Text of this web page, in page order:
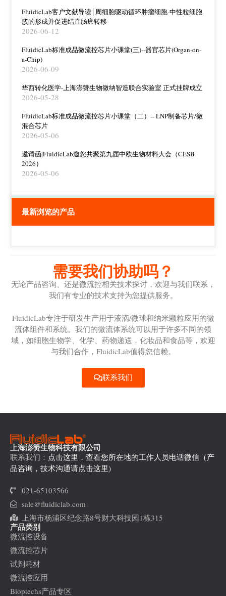
FluidicLab客户文献导读│周细胞驱动循环肿瘤细胞-中性粒细胞
簇的形成并促进结直肠癌转移
2026-06-12
FluidicLab标准成品微流控芯片小课堂(三)--器官芯片(Organ-on-
a-Chip)
2026-06-09
华西转化医学-上海澎赞生物微纳智造联合实验室 正式挂牌成立
2026-05-28
FluidicLab标准成品微流控芯片小课堂（二）-- LNP制备芯片/微
混合芯片
2026-05-06
邀请函|FluidicLab邀您共聚第九届中欧生物材料大会（CESB
2026）
2026-05-06
最新浏览的产品
需要我们协助吗？
无论产品咨询、还是微流控相关技术探讨，欢迎与我们联系，
我们有专业的技术支持为您提供服务。
FluidicLab专注于研发生产用于液滴/微球和纳米颗粒应用的微
流体组件和系统。我们的微流体系统可以用于许多不同的领
域，如细胞生物学、化学、药物递送，化妆品和食品等，欢迎
与我们合作，FluidicLab值得您信赖。
联系我们
上海澎赞生物科技有限公司
联系我们： 点击这里，查看您所在地的工作人员电话微信（产
品咨询，技术沟通请点击这里)
021-65103566
sale@fluidiclab.com
上海市杨浦区纪念路8号财大科技园1栋315
产品类别
微流控设备
微流控芯片
试剂耗材
微流控应用
Bioptechs产品专区